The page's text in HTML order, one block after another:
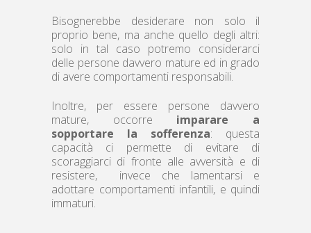
Bisognerebbe desiderare non solo il
proprio bene, ma anche quello degli altri:
solo in tal caso potremo considerarci
delle persone davvero mature ed in grado
di avere comportamenti responsabili.
Inoltre, per essere persone davvero
mature, occorre imparare a
sopportare la sofferenza: questa
capacità ci permette di evitare di
scoraggiarci di fronte alle avversità e di
resistere, invece che lamentarsi e
adottare comportamenti infantili, e quindi
immaturi.